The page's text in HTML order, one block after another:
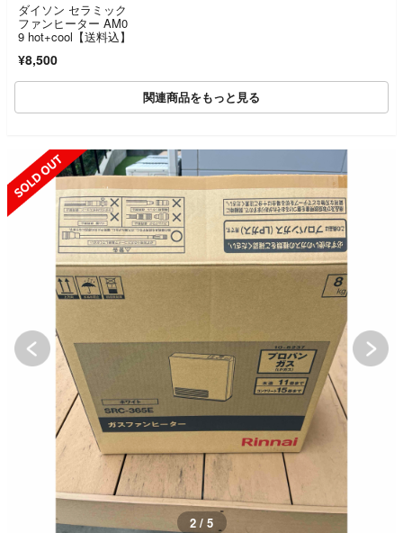
ダイソン セラミック
ファンヒーター AM0
9 hot+cool【送料込】
¥8,500
関連商品をもっと見る
SOLD OUT
2 / 5